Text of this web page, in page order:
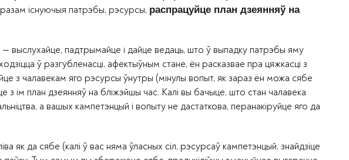
разам існуючыя патрэбы, рэсурсы, распрацуйце план дзеянняў на
— выслухайце, падтрымайце і дайце ведаць, што ў выпадку патрэбы яму
ў разгубленасці, афектыўным стане, ён расказвае пра цяжкасці з
з чалавекам яго рэсурсы ўнутры (мінулы вопыт, як зараз ён можа сябе
з ім план дзеянняў на бліжэйшы час. Калі вы бачыце, што стан чалавека
а вашых кампетэнцый і вопыту не дастаткова, перанакіруйце яго да
як да сябе (калі ў вас няма ўласных сіл, рэсурсаў кампетэнцый, знайдзіце